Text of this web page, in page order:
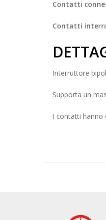
Contatti
Contatti
Interruttore
Supporta un
I contatti hanno